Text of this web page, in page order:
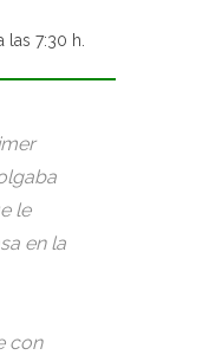
7:30 h.
le
en la
con